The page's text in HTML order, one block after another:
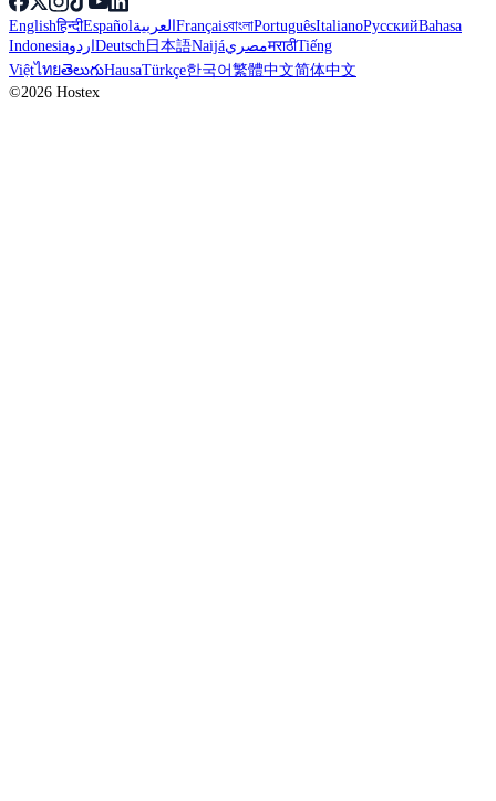
Englishहिन्दीEspañolالعربيةFrançaisবাংলাPortuguêsItalianoРусскийBahasa
IndonesiaاردوDeutsch日本語NaijáمصريमराठीTiếng
ViệtไทยతెలుగుHausaTürkçe한국어繁體中文简体中文
©2026 Hostex